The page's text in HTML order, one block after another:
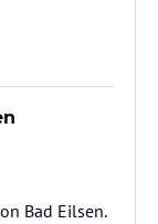
Bad Eilsen.